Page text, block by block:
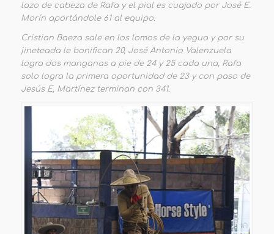
lazo de cabeza de Rafa y el pial es cuajado por José E.
Morín aportándole 61 al equipo.
Cristian Baeza sale en los lomos de la yegua y por su
jineteada le bonifican 20, José Antonio Valenzuela
logra dos manganas a pie de 24 y 25 cada una, Rafa
solo logra la primera oportunidad de 23 y con paso de
Jesús E, Martínez terminan con 341.